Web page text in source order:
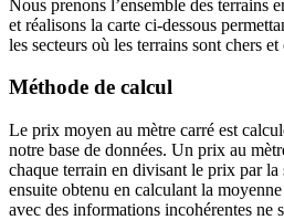
Nous prenons l’ensemble des terrains
et réalisons la carte ci-dessous
les secteurs où les terrains sont chers
Méthode de calcul
Le prix moyen au mètre carré est
notre base de données. Un prix au
chaque terrain en divisant le prix par
ensuite obtenu en calculant la
avec des informations incohérentes ne